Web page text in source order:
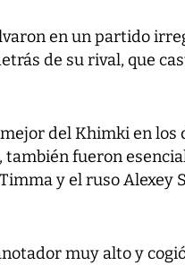
en un partido
de su rival, que
del Khimki en los
también fueron
y el ruso Alexey
muy alto y